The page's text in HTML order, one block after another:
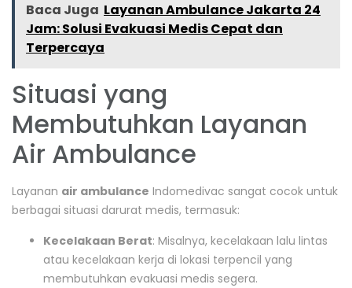
Baca Juga Layanan Ambulance Jakarta 24
Jam: Solusi Evakuasi Medis Cepat dan
Terpercaya
Situasi yang
Membutuhkan Layanan
Air Ambulance
Layanan air ambulance Indomedivac sangat cocok untuk
berbagai situasi darurat medis, termasuk:
Kecelakaan Berat: Misalnya, kecelakaan lalu lintas
atau kecelakaan kerja di lokasi terpencil yang
membutuhkan evakuasi medis segera.